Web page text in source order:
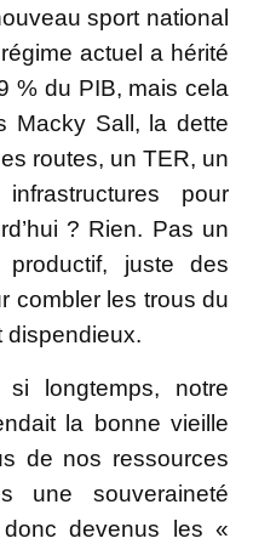
sport national
actuel a hérité
% du PIB, mais cela
Macky Sall, la dette
routes, un TER, un
pour
? Rien. Pas un
juste des
combler les trous du
dispendieux.
longtemps, notre
la bonne vieille
de nos ressources
une souveraineté
donc devenus les «